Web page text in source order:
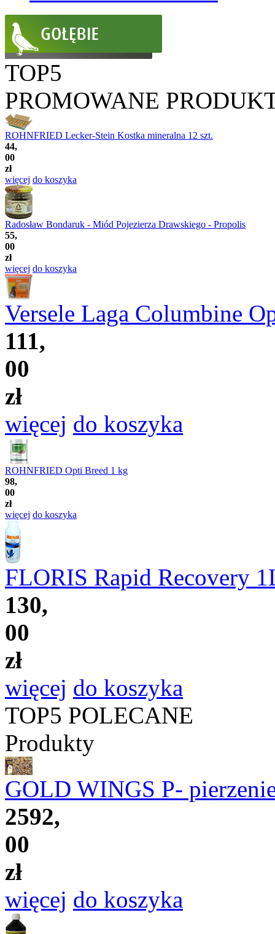
TOP5
PROMOWANE
ROHNFRIED Lecker-Stein Kostka mineralna 12 szt.
44,
00
zł
więcej do koszyka
Radosław Bondaruk - Miód Pojezierza Drawskiego - Propolis
55,
00
zł
więcej do koszyka
Versele Laga Columbine
111,
00
zł
więcej do koszyka
ROHNFRIED Opti Breed 1 kg
98,
00
zł
więcej do koszyka
FLORIS Rapid Recovery
130,
00
zł
więcej do koszyka
TOP5 POLECANE
Produkty
GOLD WINGS P-
2592,
00
zł
więcej do koszyka